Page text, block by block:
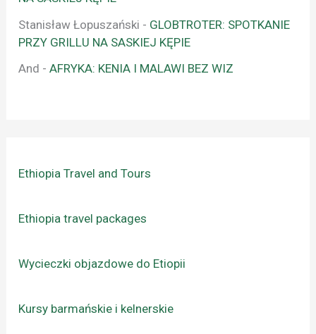
Stanisław Łopuszański - GLOBTROTER: SPOTKANIE
PRZY GRILLU NA SASKIEJ KĘPIE
And -AFRYKA: KENIA I MALAWI BEZ WIZ
Ethiopia Travel and Tours
Ethiopia travel packages
Wycieczki objazdowe do Etiopii
Kursy barmańskie i kelnerskie